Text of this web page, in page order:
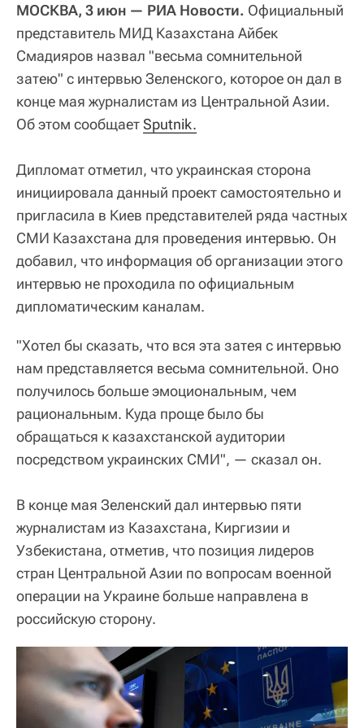
МОСКВА, 3 июн — РИА Новости. Официальный
представитель МИД Казахстана Айбек
Смадияров назвал "весьма сомнительной
затею" с интервью Зеленского, которое он дал в
конце мая журналистам из Центральной Азии.
Об этом сообщаетSputnik.
Дипломат отметил, что украинская сторона
инициировала данный проект самостоятельно и
пригласила в Киев представителей ряда частных
СМИ Казахстана для проведения интервью. Он
добавил, что информация об организации этого
интервью не проходила по официальным
дипломатическим каналам.
"Хотел бы сказать, что вся эта затея с интервью
нам представляется весьма сомнительной. Оно
получилось больше эмоциональным, чем
рациональным. Куда проще было бы
обращаться к казахстанской аудитории
посредством украинских СМИ", — сказал он.
В конце мая Зеленский дал интервью пяти
журналистам из Казахстана, Киргизии и
Узбекистана, отметив, что позиция лидеров
стран Центральной Азии по вопросам военной
операции на Украине больше направлена в
российскую сторону.